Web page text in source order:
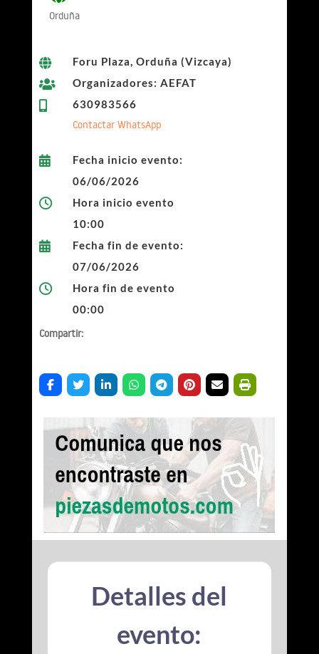
Orduña

Foru Plaza, Orduña (Vizcaya)

Organizadores: AEFAT

630983566
Contactar WhatsApp

Fecha inicio evento:
06/06/2026

Hora inicio evento
10:00

Fecha fin de evento:
07/06/2026

Hora fin de evento
00:00
Compartir:
Detalles del
evento: